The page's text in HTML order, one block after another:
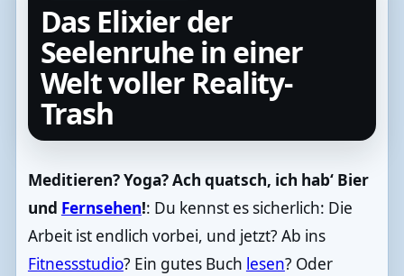
Das Elixier der
Seelenruhe in einer
Welt voller Reality-
Trash
Meditieren? Yoga? Ach quatsch, ich hab‘ Bier
und Fernsehen!: Du kennst es sicherlich: Die
Arbeit ist endlich vorbei, und jetzt? Ab ins
Fitnessstudio? Ein gutes Buch lesen? Oder